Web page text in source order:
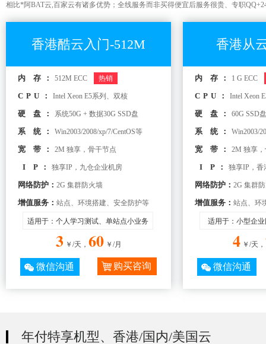
相比*阿BAT云,百家云有诸多优势；全线服务而非买得便宜后服务很贵、专职
香港酷云入门-512M
内 存： 512M ECC 热销
CPU： Intel Xeon E5系列、双核
硬 盘： 系统50G + 数据30G SSD盘
系 统： Win2003/2008/xp/7/CentOS等
宽 带： 2M 独享，骨干节点
I P： 独享IP，九仓企业机房
网络防护： 2G 集群防火墙
增值服务： 站点、环境搭建、安全防护等
适用于：个人学习测试、单站点小业务
3 ￥/天， 60 ￥/月
微信沟通 购买咨询
香港从
内 存： 1 G ECC
CPU： Intel Xeon
硬 盘： 60G SSD盘
系 统： Win2003/
宽 带： 2M 独享
I P： 独享IP，香
网络防护： 2G 集群
增值服务： 站点、环
适用于：小型企
4 ￥/天，
微信沟通
年付特享机型、香港/国内/美国云